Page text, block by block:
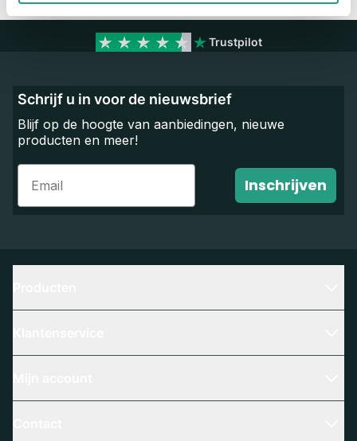
Trustpilot
Schrijf u in voor de nieuwsbrief
Blijf op de hoogte van aanbiedingen, nieuwe
producten en meer!
Email
Inschrijven